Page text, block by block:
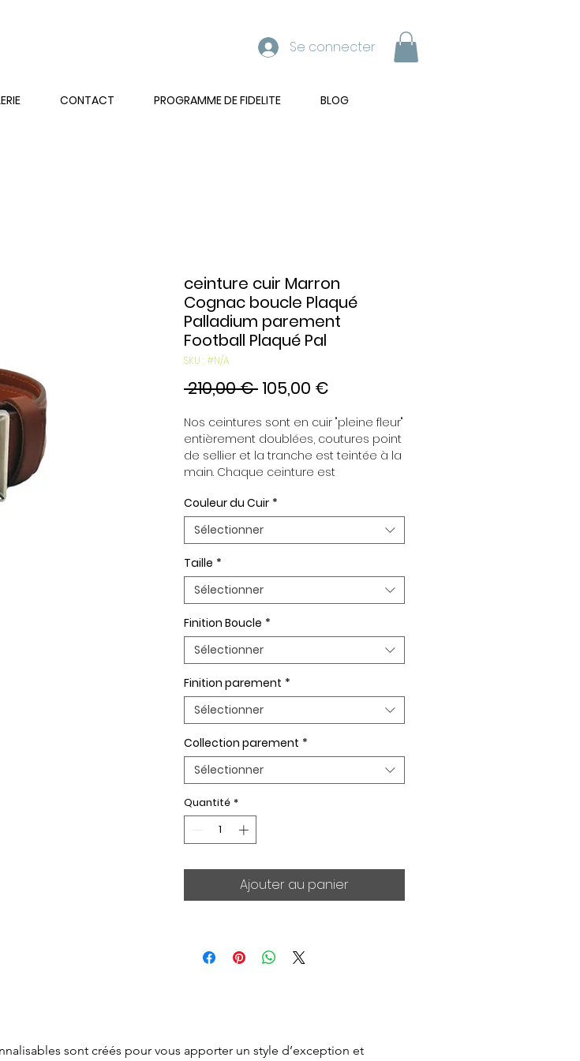
Se connecter
CONTACT PROGRAMME DE FIDELITE BLOG
ceinture cuir Marron
Cognac boucle Plaqué
Palladium parement
Football Plaqué Pal
SKU : #N/A
210,00 € Prix
105,00 €
Nos ceintures sont en cuir "pleine fleur"
entièrement doublées, coutures point
de sellier et la tranche est teintée à la
main. Chaque ceinture est
permettre d’associer vos ensembles
en fonction de vos envies. Toutes nos
ceintures sont en largeur 32mm.
Boucle plaquée Or ou Palladium,
Parement de boucle Plaqué Or ou
Palladium.
Couleur du Cuir *
Sélectionner
Taille *
Sélectionner
Finition Boucle *
Sélectionner
Finition parement *
Sélectionner
Collection parement *
Sélectionner
Quantité *
Ajouter au panier
sont créés pour vous apporter un style d’exception et